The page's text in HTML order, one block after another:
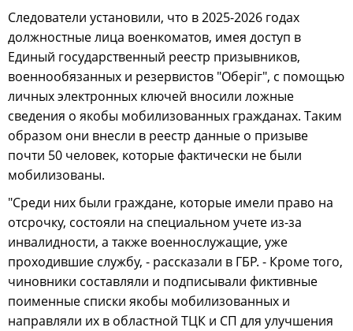
Следователи установили, что в 2025-2026 годах
должностные лица военкоматов, имея доступ в
Единый государственный реестр призывников,
военнообязанных и резервистов "Оберіг", с помощью
личных электронных ключей вносили ложные
сведения о якобы мобилизованных гражданах. Таким
образом они внесли в реестр данные о призыве
почти 50 человек, которые фактически не были
мобилизованы.
"Среди них были граждане, которые имели право на
отсрочку, состояли на специальном учете из-за
инвалидности, а также военнослужащие, уже
проходившие службу, - рассказали в ГБР. - Кроме того,
чиновники составляли и подписывали фиктивные
поименные списки якобы мобилизованных и
направляли их в областной ТЦК и СП для улучшения